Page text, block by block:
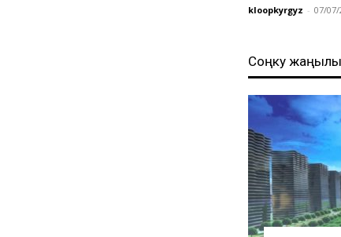
kloopkyrgyz - 07/07/
Соңку